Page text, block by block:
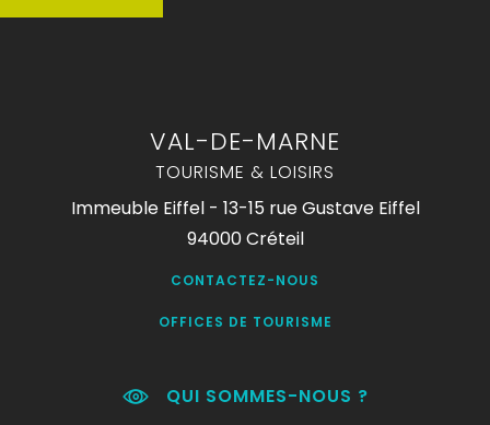
VAL-DE-MARNE
TOURISME & LOISIRS
Immeuble Eiffel - 13-15 rue Gustave Eiffel
94000 Créteil
CONTACTEZ-NOUS
OFFICES DE TOURISME
QUI SOMMES-NOUS ?